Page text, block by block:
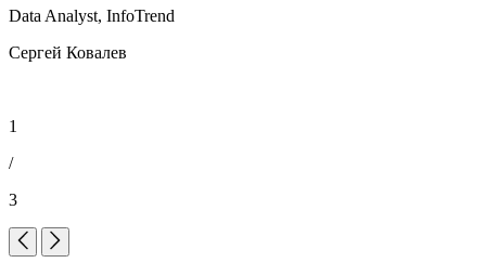
Data Analyst, InfoTrend
Сергей Ковалев
1
/
3